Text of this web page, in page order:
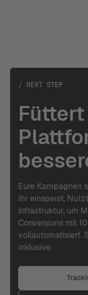
/ NEXT STEP
Eure Kampagnen
ihr einspeist.
Infrastruktur, um
Conversions mit
vollautomatisiert.
inklusive.